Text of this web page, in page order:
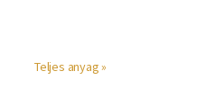
Teljes anyag »